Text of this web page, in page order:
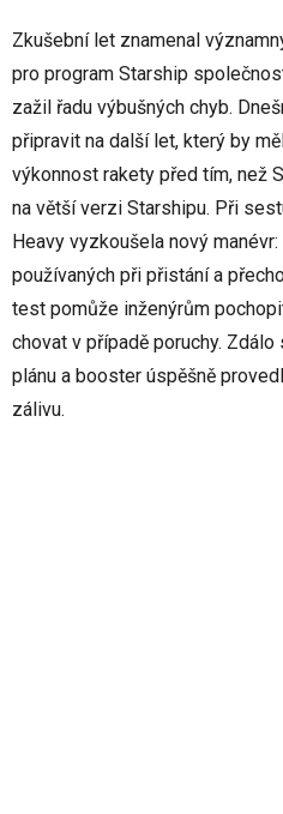
Zkušební let znamenal
pro program Starship
zažil řadu výbušných chyb.
připravit na další let, který by
výkonnost rakety před tím, než
na větší verzi Starshipu. Při
Heavy vyzkoušela nový
používaných při přistání a
test pomůže inženýrům
chovat v případě poruchy.
plánu a booster úspěšně
zálivu.